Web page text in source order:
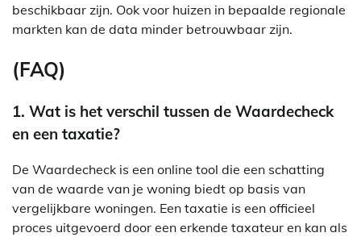
beschikbaar zijn. Ook voor huizen in bepaalde regionale
markten kan de data minder betrouwbaar zijn.
(FAQ)
1. Wat is het verschil tussen de Waardecheck
en een taxatie?
De Waardecheck is een online tool die een schatting
van de waarde van je woning biedt op basis van
vergelijkbare woningen. Een taxatie is een officieel
proces uitgevoerd door een erkende taxateur en kan als